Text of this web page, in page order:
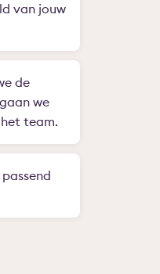
van jouw
de
we
team.